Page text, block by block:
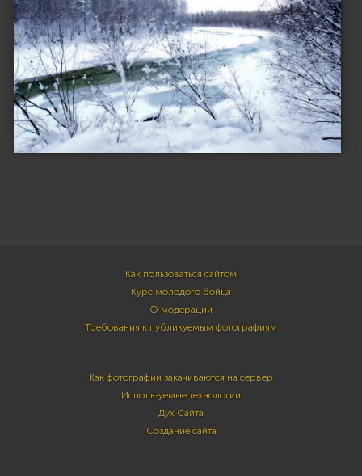
Как пользоваться сайтом
Курс молодого бойца
О модерации
Требования к публикуемым фотографиям
Как фотографии закачиваются на сервер
Используемые технологии
Дух Сайта
Создание сайта